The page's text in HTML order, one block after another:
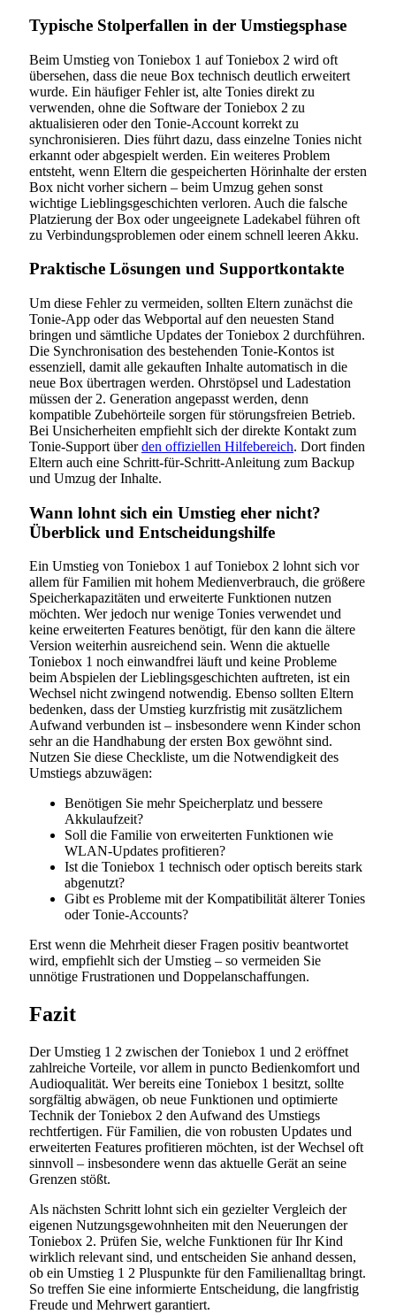
Typische Stolperfallen in der Umstiegsphase
Beim Umstieg von Toniebox 1 auf Toniebox 2 wird oft
übersehen, dass die neue Box technisch deutlich erweitert
wurde. Ein häufiger Fehler ist, alte Tonies direkt zu
verwenden, ohne die Software der Toniebox 2 zu
aktualisieren oder den Tonie-Account korrekt zu
synchronisieren. Dies führt dazu, dass einzelne Tonies nicht
erkannt oder abgespielt werden. Ein weiteres Problem
entsteht, wenn Eltern die gespeicherten Hörinhalte der ersten
Box nicht vorher sichern – beim Umzug gehen sonst
wichtige Lieblingsgeschichten verloren. Auch die falsche
Platzierung der Box oder ungeeignete Ladekabel führen oft
zu Verbindungsproblemen oder einem schnell leeren Akku.
Praktische Lösungen und Supportkontakte
Um diese Fehler zu vermeiden, sollten Eltern zunächst die
Tonie-App oder das Webportal auf den neuesten Stand
bringen und sämtliche Updates der Toniebox 2 durchführen.
Die Synchronisation des bestehenden Tonie-Kontos ist
essenziell, damit alle gekauften Inhalte automatisch in die
neue Box übertragen werden. Ohrstöpsel und Ladestation
müssen der 2. Generation angepasst werden, denn
kompatible Zubehörteile sorgen für störungsfreien Betrieb.
Bei Unsicherheiten empfiehlt sich der direkte Kontakt zum
Tonie-Support überden offiziellen Hilfebereich. Dort finden
Eltern auch eine Schritt-für-Schritt-Anleitung zum Backup
und Umzug der Inhalte.
Wann lohnt sich ein Umstieg eher nicht?
Überblick und Entscheidungshilfe
Ein Umstieg von Toniebox 1 auf Toniebox 2 lohnt sich vor
allem für Familien mit hohem Medienverbrauch, die größere
Speicherkapazitäten und erweiterte Funktionen nutzen
möchten. Wer jedoch nur wenige Tonies verwendet und
keine erweiterten Features benötigt, für den kann die ältere
Version weiterhin ausreichend sein. Wenn die aktuelle
Toniebox 1 noch einwandfrei läuft und keine Probleme
beim Abspielen der Lieblingsgeschichten auftreten, ist ein
Wechsel nicht zwingend notwendig. Ebenso sollten Eltern
bedenken, dass der Umstieg kurzfristig mit zusätzlichem
Aufwand verbunden ist – insbesondere wenn Kinder schon
sehr an die Handhabung der ersten Box gewöhnt sind.
Nutzen Sie diese Checkliste, um die Notwendigkeit des
Umstiegs abzuwägen:
Benötigen Sie mehr Speicherplatz und bessere
Akkulaufzeit?
Soll die Familie von erweiterten Funktionen wie
WLAN-Updates profitieren?
Ist die Toniebox 1 technisch oder optisch bereits stark
abgenutzt?
Gibt es Probleme mit der Kompatibilität älterer Tonies
oder Tonie-Accounts?
Erst wenn die Mehrheit dieser Fragen positiv beantwortet
wird, empfiehlt sich der Umstieg – so vermeiden Sie
unnötige Frustrationen und Doppelanschaffungen.
Fazit
Der Umstieg 1 2 zwischen der Toniebox 1 und 2 eröffnet
zahlreiche Vorteile, vor allem in puncto Bedienkomfort und
Audioqualität. Wer bereits eine Toniebox 1 besitzt, sollte
sorgfältig abwägen, ob neue Funktionen und optimierte
Technik der Toniebox 2 den Aufwand des Umstiegs
rechtfertigen. Für Familien, die von robusten Updates und
erweiterten Features profitieren möchten, ist der Wechsel oft
sinnvoll – insbesondere wenn das aktuelle Gerät an seine
Grenzen stößt.
Als nächsten Schritt lohnt sich ein gezielter Vergleich der
eigenen Nutzungsgewohnheiten mit den Neuerungen der
Toniebox 2. Prüfen Sie, welche Funktionen für Ihr Kind
wirklich relevant sind, und entscheiden Sie anhand dessen,
ob ein Umstieg 1 2 Pluspunkte für den Familienalltag bringt.
So treffen Sie eine informierte Entscheidung, die langfristig
Freude und Mehrwert garantiert.